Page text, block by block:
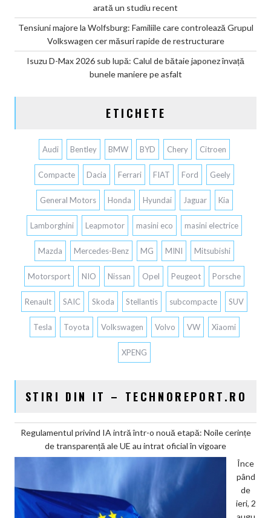
arată un studiu recent
Tensiuni majore la Wolfsburg: Familiile care controlează Grupul
Volkswagen cer măsuri rapide de restructurare
Isuzu D-Max 2026 sub lupă: Calul de bătaie japonez învață
bunele maniere pe asfalt
ETICHETE
Audi Bentley BMW BYD Chery Citroen
Compacte Dacia Ferrari FIAT Ford Geely
General Motors Honda Hyundai Jaguar Kia
Lamborghini Leapmotor masini eco masini electrice
Mazda Mercedes-Benz MG MINI Mitsubishi
Motorsport NIO Nissan Opel Peugeot Porsche
Renault SAIC Skoda Stellantis subcompacte SUV
Tesla Toyota Volkswagen Volvo VW Xiaomi
XPENG
STIRI DIN IT – TECHNOREPORT.RO
Regulamentul privind IA intră într-o nouă etapă: Noile cerințe
de transparență ale UE au intrat oficial în vigoare
Înce
pând
de
ieri, 2